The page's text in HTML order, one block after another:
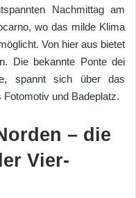
Nachmittag am
wo das milde Klima
Von hier aus bietet
Die bekannte Ponte dei
spannt sich über das
und Badeplatz.
– die
Vier-